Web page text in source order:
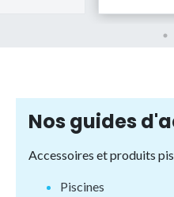
Nos guides
Accessoires et produits
Piscines